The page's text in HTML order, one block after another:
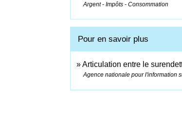
Argent - Impôts - Consommation
Pour en savoir plus
Articulation entre le
Agence nationale pour l'information